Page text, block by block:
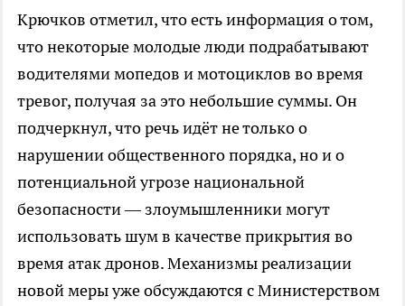
Крючков отметил, что есть информация о том,
что некоторые молодые люди подрабатывают
водителями мопедов и мотоциклов во время
тревог, получая за это небольшие суммы. Он
подчеркнул, что речь идёт не только о
нарушении общественного порядка, но и о
потенциальной угрозе национальной
безопасности — злоумышленники могут
использовать шум в качестве прикрытия во
время атак дронов. Механизмы реализации
новой меры уже обсуждаются с Министерством